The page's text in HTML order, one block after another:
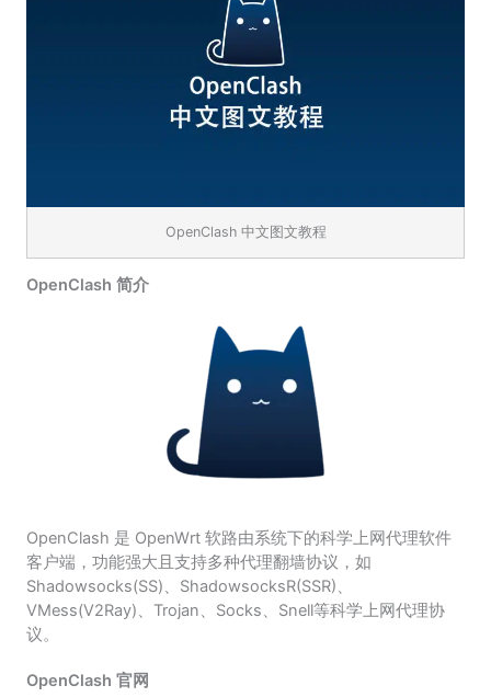
OpenClash 中文图文教程
OpenClash 简介
OpenClash 是 OpenWrt 软路由系统下的科学上网代理软件
客户端，功能强大且支持多种代理翻墙协议，如
Shadowsocks(SS)、ShadowsocksR(SSR)、
VMess(V2Ray)、Trojan、Socks、Snell等科学上网代理协
议。
OpenClash 官网